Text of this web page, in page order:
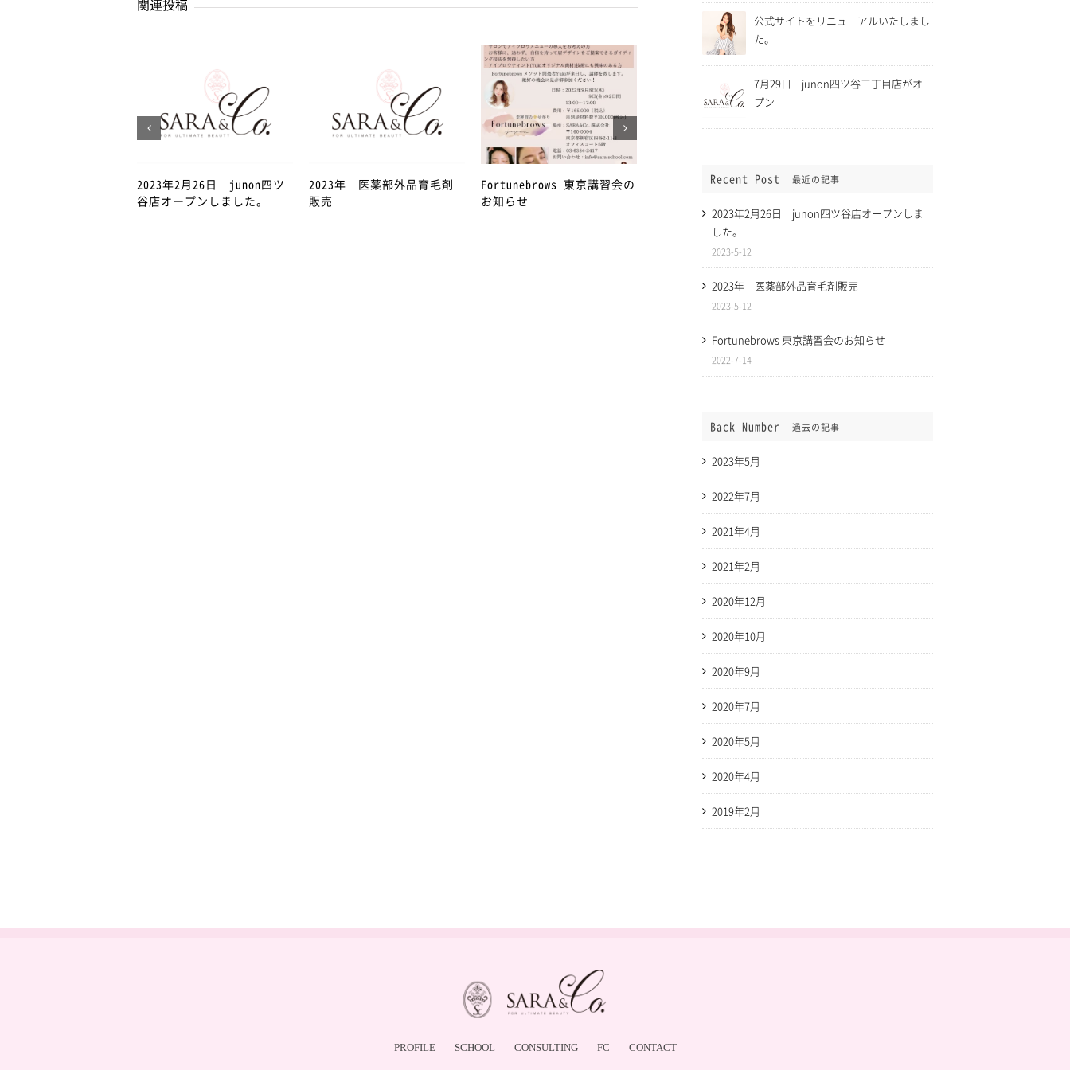
関連投稿
2023年2月26日 junon四ツ
谷店オープンしました。
2023年 医薬部外品育毛剤
販売
Fortunebrows 東京講習会の
お知らせ
4月27日から5月11日まで緊
丁目店を臨時休業致します。
2021年4月1日 消費税「総
スについて税込表記になりま
公式サイトをリニューアルいたしまし
た。
7月29日 junon四ツ谷三丁目店がオー
プン
Recent Post 最近の記事
2023年2月26日 junon四ツ谷店オープンしま
した。
2023-5-12
2023年 医薬部外品育毛剤販売
2023-5-12
Fortunebrows 東京講習会のお知らせ
2022-7-14
Back Number 過去の記事
2023年5月
2022年7月
2021年4月
2021年2月
2020年12月
2020年10月
2020年9月
2020年7月
2020年5月
2020年4月
2019年2月
PROFILE SCHOOL CONSULTING FC CONTACT